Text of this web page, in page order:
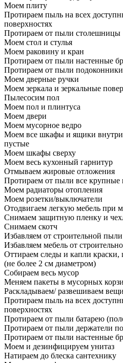
Моем плиту
Протираем пыль на всех
поверхностях
Протираем от пыли столешницы
Моем стол и стулья
Моем раковину и кран
Протираем от пыли настенные
Протираем от пыли подоконники
Моем дверные ручки
Моем зеркала и зеркальные
Пылесосим пол
Моем пол и плинтуса
Моем двери
Моем мусорное ведро
Моем все шкафы и ящики внутри
пустые
Моем шкафы сверху
Моем весь кухонный гарнитур
Отмываем жировые отложения
Протираем от пыли все крупные
Моем радиаторы отопления
Моем розетки/выключатели
Отодвигаем легкую мебель при
Снимаем защитную пленку и
Снимаем скотч
Избавляем от строительной
Избавляем мебель от
Оттираем следы и капли краски,
(не более 2 см диаметром)
Собираем весь мусор
Меняем пакеты в мусорных
Раскладываем/ развешиваем
Протираем пыль на всех
поверхностях
Протираем от пыли батарею
Протираем от пыли держатели
Протираем от пыли настенные
Моем и дезинфицируем унитаз
Натираем до блеска сантехнику